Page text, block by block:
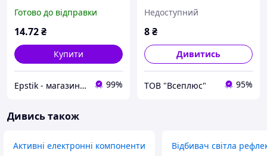
Готово до відправки
14.72₴
Купити
Epstik - магазин радіокомпонентів 99%
Недоступний
8₴
Дивитись
ТОВ "Всеплюс" 95%
Дивись також
Активні електронні компоненти Відбивач світла